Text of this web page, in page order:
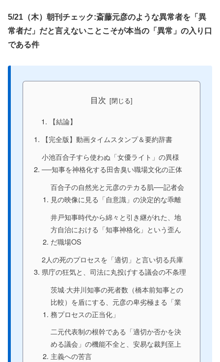
5/21（木）朝刊チェック:斎藤元彦のような異常者を「異
常者だ」だと言えないことこそが本当の「異常」の入り口
である件
目次
【結論】
【完全版】動画タイムスタンプ＆要約辞書
小池百合子すら使わぬ「女優ライト」の異様
──知事を神格化する田舎臭い職場文化の正体
百合子の自然光と元彦のテカる肌──記者会
見の映像に見る「自意識」の決定的な乖離
井戸知事時代から綿々と引き継がれた、地
方自治における「知事神格化」という歪ん
だ職場OS
2人の死のプロセスを「適切」と言い切る兵庫
県庁の狂気と、司法に丸投げする議会の不条理
茨城·大井川知事の死者数（橋本前知事との
比較）を盾にする、元彦の卑劣極まる「業
務プロセスの正当化」
二元代表制の根幹である「適切か否かを決
める議会」の機能不全と、安易な裁判至上
主義への苦言